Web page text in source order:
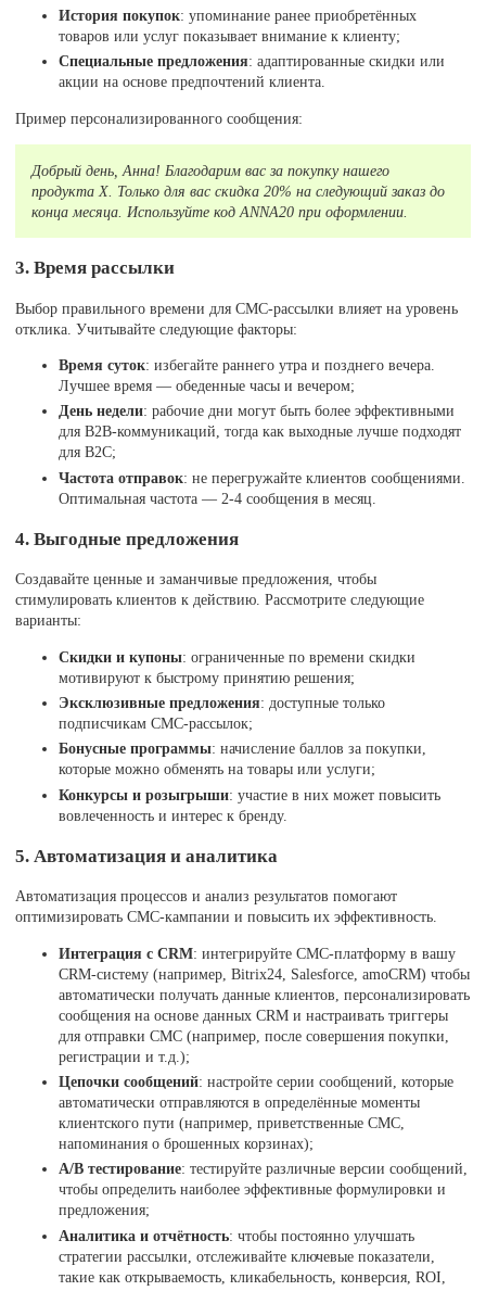
История покупок: упоминание ранее приобретённых
товаров или услуг показывает внимание к клиенту;
Специальные предложения: адаптированные скидки или
акции на основе предпочтений клиента.
Пример персонализированного сообщения:
Добрый день, Анна! Благодарим вас за покупку нашего
продукта X. Только для вас скидка 20% на следующий заказ до
конца месяца. Используйте код ANNA20 при оформлении.
3. Время рассылки
Выбор правильного времени для СМС-рассылки влияет на уровень
отклика. Учитывайте следующие факторы:
Время суток: избегайте раннего утра и позднего вечера.
Лучшее время — обеденные часы и вечером;
День недели: рабочие дни могут быть более эффективными
для B2B-коммуникаций, тогда как выходные лучше подходят
для B2C;
Частота отправок: не перегружайте клиентов сообщениями.
Оптимальная частота — 2-4 сообщения в месяц.
4. Выгодные предложения
Создавайте ценные и заманчивые предложения, чтобы
стимулировать клиентов к действию. Рассмотрите следующие
варианты:
Скидки и купоны: ограниченные по времени скидки
мотивируют к быстрому принятию решения;
Эксклюзивные предложения: доступные только
подписчикам СМС-рассылок;
Бонусные программы: начисление баллов за покупки,
которые можно обменять на товары или услуги;
Конкурсы и розыгрыши: участие в них может повысить
вовлеченность и интерес к бренду.
5. Автоматизация и аналитика
Автоматизация процессов и анализ результатов помогают
оптимизировать СМС-кампании и повысить их эффективность.
Интеграция с CRM: интегрируйте СМС-платформу в вашу
CRM-систему (например, Bitrix24, Salesforce, amoCRM) чтобы
автоматически получать данные клиентов, персонализировать
сообщения на основе данных CRM и настраивать триггеры
для отправки СМС (например, после совершения покупки,
регистрации и т.д.);
Цепочки сообщений: настройте серии сообщений, которые
автоматически отправляются в определённые моменты
клиентского пути (например, приветственные СМС,
напоминания о брошенных корзинах);
A/B тестирование: тестируйте различные версии сообщений,
чтобы определить наиболее эффективные формулировки и
предложения;
Аналитика и отчётность: чтобы постоянно улучшать
стратегии рассылки, отслеживайте ключевые показатели,
такие как открываемость, кликабельность, конверсия, ROI,